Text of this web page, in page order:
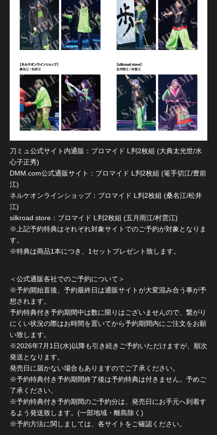
刀ミュ公式サイト内通販：ブロマイド L判2枚組 (大典太光世/水
心子正秀)
DMM.com公式通販サイト：ブロマイド L判2枚組 (篭手切江/豊前
江)
ネルケオンラインショップ：ブロマイド L判2枚組 (桑名江/松井
江)
silkroad store：ブロマイド L判2枚組 (五月雨江/村雲江)
※上記予約特典はそれぞれ対象サイトでのご予約が対象となりま
す。
※特典は商品1本につき、1セットプレゼント致します。
＜公式通販各社でのご予約について＞
※予約開始直後、予約最終日は通販サイトが大変混み合う事が予
想されます。
予約特典付き予約期間中は数に限りはございませんので、繋がり
にくい状況の際はお時間を置いてから予約期間内にご注文をお願
い致します。
※2026年7月1日(水)以降も引き続きご予約いただけますが、順次
発送となります。
発売日に届かない場合もありますのでご了承ください。
※予約特典付き予約期間終了後は予約特典は付きません。予めご
了承ください。
※予約特典付き予約期間のご予約分は、発売日にお手元へ到着す
るよう発送致します。(一部地域・離島除く)
※予約方法に関しましては、各サイトをご確認ください。